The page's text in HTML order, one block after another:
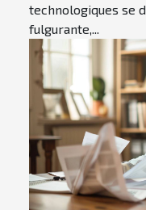
technologiques se
fulgurante,...